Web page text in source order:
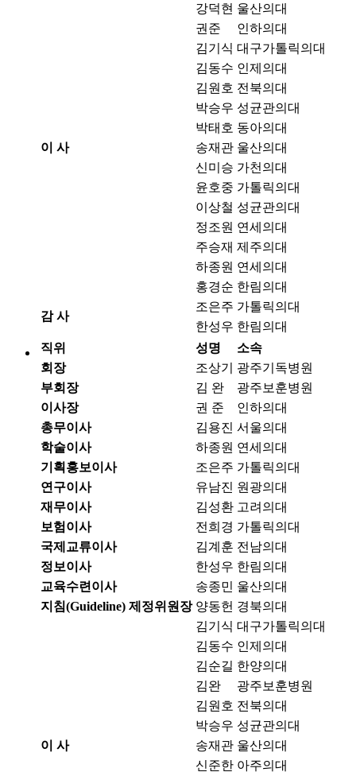
이 사
강덕현 울산의대
권준
인하의대
김기식 대구가톨릭의대
김동수 인제의대
김원호 전북의대
박승우 성균관의대
박태호 동아의대
송재관 울산의대
신미승 가천의대
윤호중 가톨릭의대
이상철 성균관의대
정조원 연세의대
주승재 제주의대
하종원 연세의대
홍경순 한림의대
감 사
조은주 가톨릭의대
한성우 한림의대
직위
성명
소속
회장
조상기
광주기독병원
부회장
김 완
광주보훈병원
이사장
권 준
인하의대
총무이사
김용진 서울의대
학술이사
하종원 연세의대
기획홍보이사
조은주 가톨릭의대
연구이사
유남진 원광의대
재무이사
김성환 고려의대
보험이사
전희경 가톨릭의대
국제교류이사
김계훈 전남의대
정보이사
한성우 한림의대
교육수련이사
송종민 울산의대
지침(Guideline) 제정위원장 양동헌 경북의대
이 사
김기식 대구가톨릭의대
김동수 인제의대
김순길 한양의대
김완
광주보훈병원
김원호 전북의대
박승우 성균관의대
송재관 울산의대
신준한 아주의대